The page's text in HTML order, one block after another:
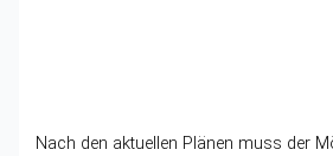
Nach den aktuellen Plänen muss der